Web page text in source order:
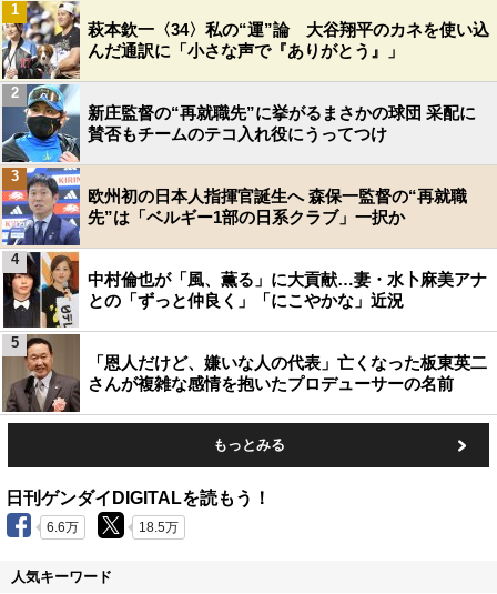
萩本欽一〈34〉私の“運”論 大谷翔平のカネを使い込
んだ通訳に「小さな声で『ありがとう』」
1
新庄監督の“再就職先”に挙がるまさかの球団 采配に
賛否もチームのテコ入れ役にうってつけ
2
欧州初の日本人指揮官誕生へ 森保一監督の“再就職
先”は「ベルギー1部の日系クラブ」一択か
3
中村倫也が「風、薫る」に大貢献…妻・水卜麻美アナ
との「ずっと仲良く」「にこやかな」近況
4
「恩人だけど、嫌いな人の代表」亡くなった板東英二
さんが複雑な感情を抱いたプロデューサーの名前
5
もっとみる
日刊ゲンダイDIGITALを読もう！
6.6万 18.5万
人気キーワード